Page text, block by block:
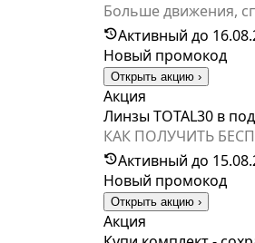
Больше движения,
нагрузок!Скидки до
покупкой? Задайте
эндокринолога или
перейти на страницу
Активный до
Новый промокод
Открыть акцию ›
Акция
Линзы TOTAL30 в
КАК ПОЛУЧИТЬ
о покупке на сайте
одностороннем
акционного
Активный до
Новый промокод
Открыть акцию ›
Акция